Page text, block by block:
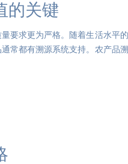
的关键
要求更为严格。随着生活水平的
常都有溯源系统支持。农产品